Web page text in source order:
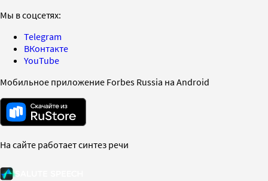
Мы в соцсетях:
Telegram
ВКонтакте
YouTube
Мобильное приложение Forbes Russia на Android
На сайте работает синтез речи